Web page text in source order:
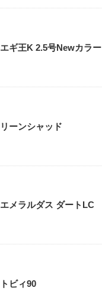
エギ王K 2.5号Newカラー
リーンシャッド
エメラルダス ダートLC
トビィ90